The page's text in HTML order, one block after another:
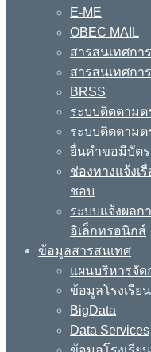
E-ME
OBEC MAIL
สารสนเทศกา
สารสนเทศกา
BRSS
ระบบติดตามต
ระบบติดตาม
ยื่นคำขอมีบัต
ช่องทางแจ้งเ
ชอบ
ระบบแจ้งผลก
อิเล็กทรอนิกส์
ข้อมูลสารสนเทศ
แผนบริหารจั
ข้อมูลโรงเรีย
BigData
Data Services